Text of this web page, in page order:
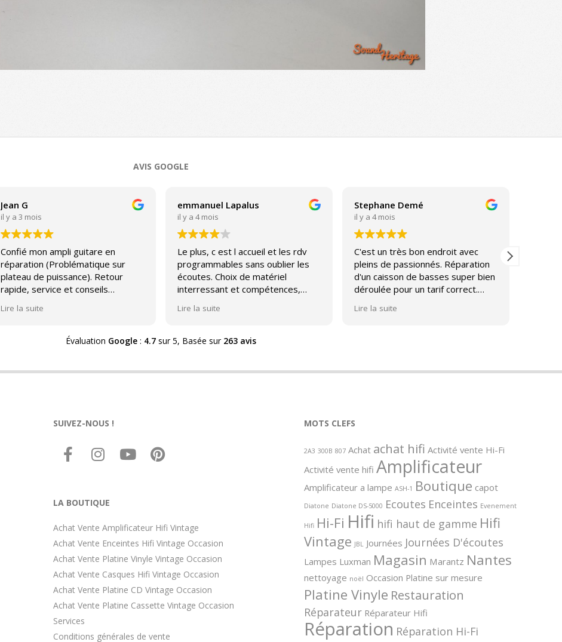
AVIS GOOGLE
Jean G
il y a 3 mois
Confié mon ampli guitare en
réparation (Problématique sur
plateau de puissance). Retour
rapide, service et conseils
Lire la suite
emmanuel Lapalus
il y a 4 mois
Le plus, c est l accueil et les rdv
programmables sans oublier les
écoutes. Choix de matériel
interressant et compétences,
bourses. Par contre, sav plutôt
matériel rétro-. Problèmes de
énormément à votre matériel
ce à coût forfaitaire cpt tenu de la
valeur "économique" des articles
des années 70, par exemple et ce
Lire la suite
Stephane Demé
il y a 4 mois
C'est un très bon endroit avec
pleins de passionnés. Réparation
d'un caisson de basses super bien
déroulée pour un tarif correct.
Diatone magnifique avec un
Lire la suite
Évaluation Google: 4.7sur 5, Basée sur 263 avis
SUIVEZ-NOUS !
LA BOUTIQUE
Achat Vente Amplificateur Hifi Vintage
Achat Vente Enceintes Hifi Vintage Occasion
Achat Vente Platine Vinyle Vintage Occasion
Achat Vente Casques Hifi Vintage Occasion
Achat Vente Platine CD Vintage Occasion
Achat Vente Platine Cassette Vintage Occasion
Services
Conditions générales de vente
MOTS CLEFS
2A3 300B 807 Achat achat hifi Activité vente Hi-Fi
Activité vente hifi Amplificateur
Amplificateur a lampe ASH-1 Boutique capot
Diatone Diatone DS-5000 Ecoutes Enceintes Evenement
Hifi Hi-Fi Hifi hifi haut de gamme Hifi
Vintage JBL Journées Journées D'écoutes
Lampes Luxman Magasin Marantz Nantes
nettoyage noël Occasion Platine sur mesure
Platine Vinyle Restauration
Réparateur Réparateur Hifi
Réparation Réparation Hi-Fi